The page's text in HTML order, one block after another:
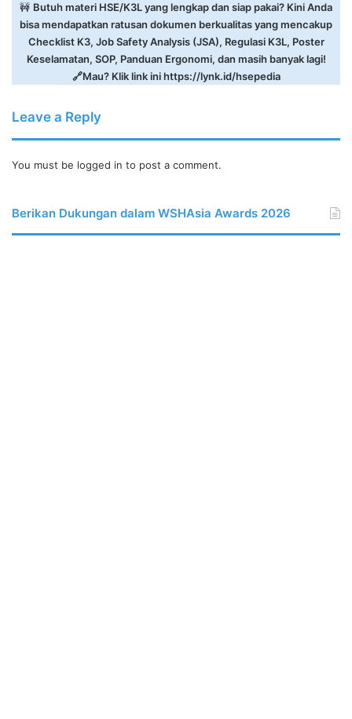
🚧 Butuh materi HSE/K3L yang lengkap dan siap pakai? Kini Anda
bisa mendapatkan ratusan dokumen berkualitas yang mencakup
Checklist K3, Job Safety Analysis (JSA), Regulasi K3L, Poster
Keselamatan, SOP, Panduan Ergonomi, dan masih banyak lagi!
🔗Mau? Klik link inihttps://lynk.id/hsepedia
Leave a Reply
You must be logged in to post a comment.
Berikan Dukungan dalam WSHAsia Awards 2026